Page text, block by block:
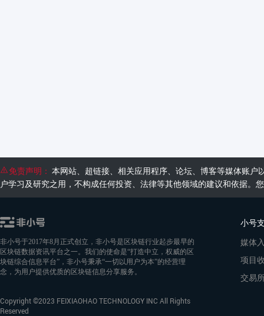
免责声明： 本网站、超链接、相关应用程序、论坛、博客等媒体账
户学习及研究之用，不构成任何投资、法律等其他领域的建议和依据
非小号于2017年8月正式创立，非小号是区块链行业起步最早的
区块链数据资讯平台之一。我们的使命是“打造中立，权威的区
块链综合信息平台”，非小号秉承“一切以用户为本”的经营理
念，为用户提供优质的区块链信息分享服务。
Copyright ©2023 FEIXIAOHAO TECHNOLOGY INC All Rights
Reserved
小号
媒体
项目
交易